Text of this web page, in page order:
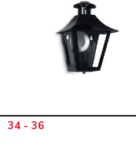
34 - 36